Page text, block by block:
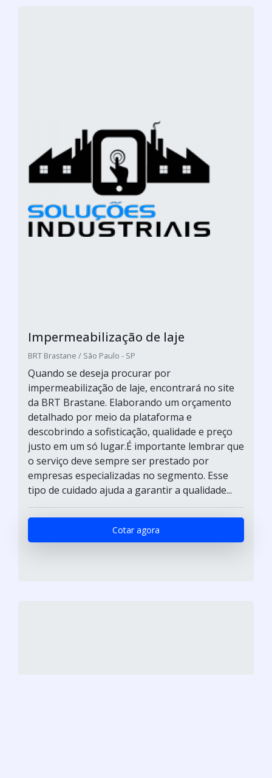
Impermeabilização de laje
BRT Brastane / São Paulo - SP
Quando se deseja procurar por
impermeabilização de laje, encontrará no site
da BRT Brastane. Elaborando um orçamento
detalhado por meio da plataforma e
descobrindo a sofisticação, qualidade e preço
justo em um só lugar.É importante lembrar que
o serviço deve sempre ser prestado por
empresas especializadas no segmento. Esse
tipo de cuidado ajuda a garantir a qualidade...
Cotar agora